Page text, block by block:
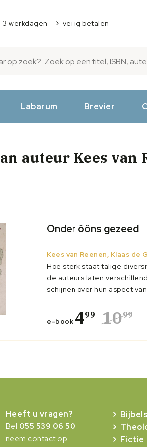
werkdagen veilig betalen
Labarum Brevier
auteur Kees van
Onder ôôns gezeed
Kees van Reenen, Klaas de
Hoe sterk staat talige
de auteurs laten
schijnen over hun aspect
e-book 499 1099
Heeft u vragen?
Bel 055 539 06 50
neem contact op
Bijbels
Fictie